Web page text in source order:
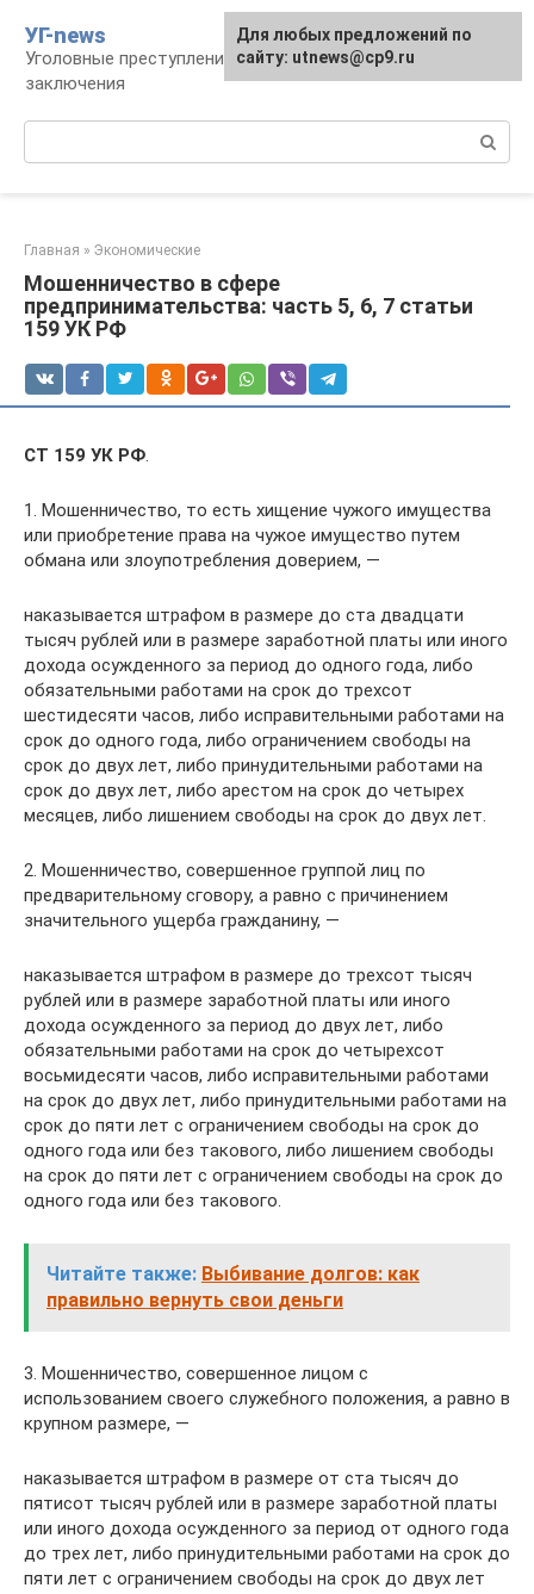
контенту
УГ-news
Уголовные преступления, наказания, места
заключения
Главная » Экономические
Мошенничество в сфере
предпринимательства: часть 5, 6, 7 статьи
159 УК РФ
СТ 159 УК РФ.
1. Мошенничество, то есть хищение чужого имущества
или приобретение права на чужое имущество путем
обмана или злоупотребления доверием, —
наказывается штрафом в размере до ста двадцати
тысяч рублей или в размере заработной платы или иного
дохода осужденного за период до одного года, либо
обязательными работами на срок до трехсот
шестидесяти часов, либо исправительными работами на
срок до одного года, либо ограничением свободы на
срок до двух лет, либо принудительными работами на
срок до двух лет, либо арестом на срок до четырех
месяцев, либо лишением свободы на срок до двух лет.
2. Мошенничество, совершенное группой лиц по
предварительному сговору, а равно с причинением
значительного ущерба гражданину, —
наказывается штрафом в размере до трехсот тысяч
рублей или в размере заработной платы или иного
дохода осужденного за период до двух лет, либо
обязательными работами на срок до четырехсот
восьмидесяти часов, либо исправительными работами
на срок до двух лет, либо принудительными работами на
срок до пяти лет с ограничением свободы на срок до
одного года или без такового, либо лишением свободы
на срок до пяти лет с ограничением свободы на срок до
одного года или без такового.
Читайте также: Выбивание долгов: как
правильно вернуть свои деньги
3. Мошенничество, совершенное лицом с
использованием своего служебного положения, а равно в
крупном размере, —
наказывается штрафом в размере от ста тысяч до
пятисот тысяч рублей или в размере заработной платы
или иного дохода осужденного за период от одного года
до трех лет, либо принудительными работами на срок до
пяти лет с ограничением свободы на срок до двух лет
Для любых предложений по
сайту: utnews@cp9.ru